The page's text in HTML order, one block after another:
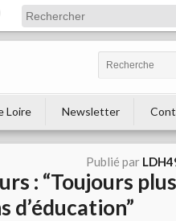
Loire Newsletter
Publié par
: “Toujours plus
d’éducation”